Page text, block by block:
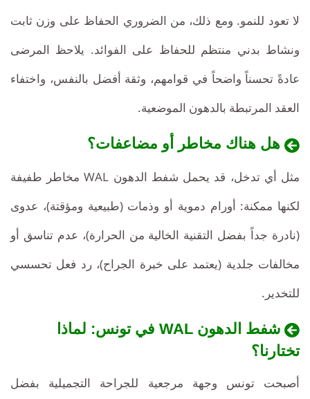
لا تعود للنمو. ومع ذلك، من الضروري الحفاظ على وزن ثابت
ونشاط بدني منتظم للحفاظ على الفوائد. يلاحظ المرضى
عادةً تحسناً واضحاً في قوامهم، وثقة أفضل بالنفس، واختفاء
العقد المرتبطة بالدهون الموضعية.
هل هناك مخاطر أو مضاعفات؟
مثل أي تدخل، قد يحمل شفط الدهون WAL مخاطر طفيفة
لكنها ممكنة: أورام دموية أو وذمات (طبيعية ومؤقتة)، عدوى
(نادرة جداً بفضل التقنية الخالية من الحرارة)، عدم تناسق أو
مخالفات جلدية (يعتمد على خبرة الجراح)، رد فعل تحسسي
للتخدير.
شفط الدهون WAL في تونس: لماذا
تختارنا؟
أصبحت تونس وجهة مرجعية للجراحة التجميلية بفضل